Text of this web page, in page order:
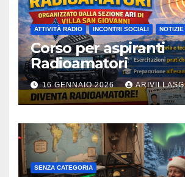
ATTIVITÀ RADIO INCONTRI SOCIALI NOTIZIE
Corso per aspiranti
Radioamatori
16 GENNAIO 2026 ARIVILLASG
SENZA CATEGORIA